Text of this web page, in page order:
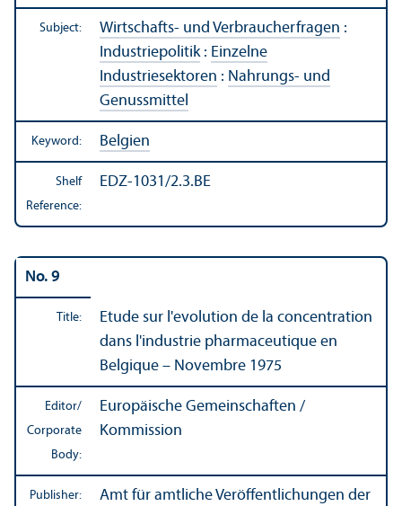
Subject: Wirtschafts- und Verbraucherfragen :
Industriepolitik: Einzelne
Industriesektoren : Nahrungs- und
Genussmittel
Keyword: Belgien
Shelf
Reference:
EDZ-1031/2.3.BE
No. 9
Title:
Etude sur l'evolution de la concentration
dans l'industrie pharmaceutique en
Belgique – Novembre 1975
Editor/
Corporate
Body:
Europäische Gemeinschaften /
Kommission
Publisher:
Amt für amtliche Veröffentlichungen der